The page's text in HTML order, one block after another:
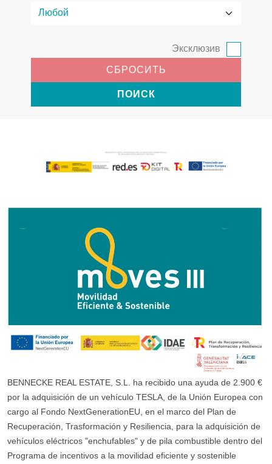
Эксклюзив
СБРОСИТЬ
ПОИСК
BENNECKE REAL ESTATE, S.L. ha recibido una ayuda de 2.900 €
por la adquisición de un vehículo TESLA, de la Unión Europea con
cargo al Fondo NextGenerationEU, en el marco del Plan de
Recuperación, Trasformación y Resiliencia, para la adquisición de
vehículos eléctricos "enchufables" y de pila combustible dentro del
Programa de incentivos a la movilidad eficiente y sostenible